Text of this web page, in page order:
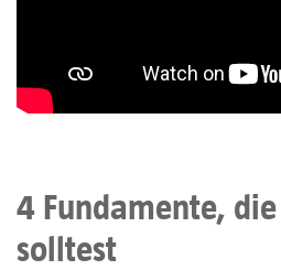
4 Fundamente,
solltest